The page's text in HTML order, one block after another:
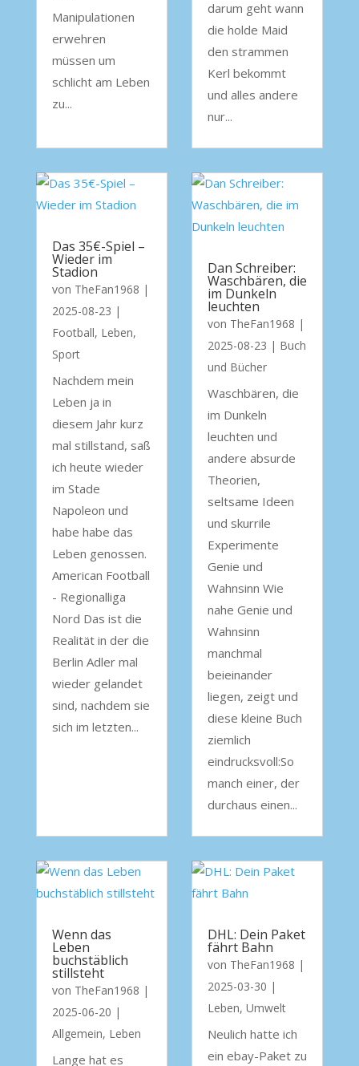
Manipulationen
erwehren
müssen um
schlicht am Leben
zu...
darum geht wann
die holde Maid
den strammen
Kerl bekommt
und alles andere
nur...
Das 35€-Spiel –
Wieder im
Stadion
von TheFan1968 |
2025-08-23 |
Football, Leben,
Sport
Nachdem mein
Leben ja in
diesem Jahr kurz
mal stillstand, saß
ich heute wieder
im Stade
Napoleon und
habe habe das
Leben genossen.
American Football
- Regionalliga
Nord Das ist die
Realität in der die
Berlin Adler mal
wieder gelandet
sind, nachdem sie
sich im letzten...
Dan Schreiber:
Waschbären, die
im Dunkeln
leuchten
von TheFan1968 |
2025-08-23 | Buch
und Bücher
Waschbären, die
im Dunkeln
leuchten und
andere absurde
Theorien,
seltsame Ideen
und skurrile
Experimente
Genie und
Wahnsinn Wie
nahe Genie und
Wahnsinn
manchmal
beieinander
liegen, zeigt und
diese kleine Buch
ziemlich
eindrucksvoll:So
manch einer, der
durchaus einen...
Wenn das
Leben
buchstäblich
stillsteht
von TheFan1968 |
2025-06-20 |
Allgemein, Leben
Lange hat es
DHL: Dein Paket
fährt Bahn
von TheFan1968 |
2025-03-30 |
Leben, Umwelt
Neulich hatte ich
ein ebay-Paket zu